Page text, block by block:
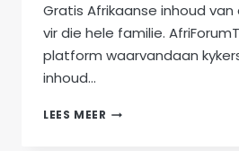
Gratis Afrikaanse inhoud
vir die hele familie.
platform waarvandaan
inhoud…
LEES MEER GENIET